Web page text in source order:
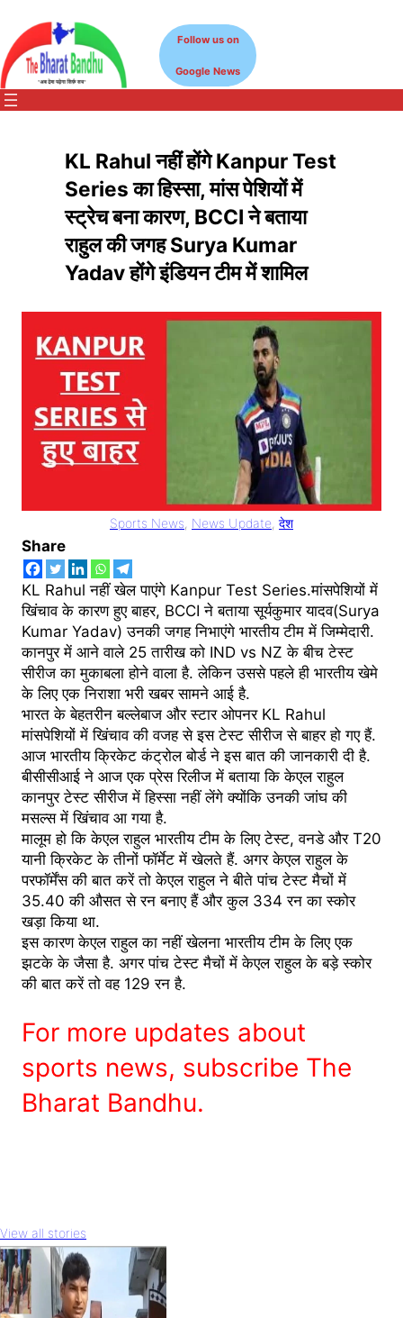
content
Follow us on
Google News
KL Rahul नहीं होंगे Kanpur Test
Series का हिस्सा, मांस पेशियों में
स्ट्रेच बना कारण, BCCI ने बताया
राहुल की जगह Surya Kumar
Yadav होंगे इंडियन टीम में शामिल
Sports News News Update देश
Share
KL Rahul नहीं खेल पाएंगे Kanpur Test Series.मांसपेशियों में
खिंचाव के कारण हुए बाहर, BCCI ने बताया सूर्यकुमार यादव(Surya
Kumar Yadav) उनकी जगह निभाएंगे भारतीय टीम में जिम्मेदारी.
कानपुर में आने वाले 25 तारीख को IND vs NZ के बीच टेस्ट
सीरीज का मुकाबला होने वाला है. लेकिन उससे पहले ही भारतीय खेमे
के लिए एक निराशा भरी खबर सामने आई है.
भारत के बेहतरीन बल्लेबाज और स्टार ओपनर KL Rahul
मांसपेशियों में खिंचाव की वजह से इस टेस्ट सीरीज से बाहर हो गए हैं.
आज भारतीय क्रिकेट कंट्रोल बोर्ड ने इस बात की जानकारी दी है.
बीसीसीआई ने आज एक प्रेस रिलीज में बताया कि केएल राहुल
कानपुर टेस्ट सीरीज में हिस्सा नहीं लेंगे क्योंकि उनकी जांघ की
मसल्स में खिंचाव आ गया है.
मालूम हो कि केएल राहुल भारतीय टीम के लिए टेस्ट, वनडे और T20
यानी क्रिकेट के तीनों फॉर्मेट में खेलते हैं. अगर केएल राहुल के
परफॉर्मेंस की बात करें तो केएल राहुल ने बीते पांच टेस्ट मैचों में
35.40 की औसत से रन बनाए हैं और कुल 334 रन का स्कोर
खड़ा किया था.
इस कारण केएल राहुल का नहीं खेलना भारतीय टीम के लिए एक
झटके के जैसा है. अगर पांच टेस्ट मैचों में केएल राहुल के बड़े स्कोर
की बात करें तो वह 129 रन है.
For more updates about
sports news, subscribe The
Bharat Bandhu.
View all stories